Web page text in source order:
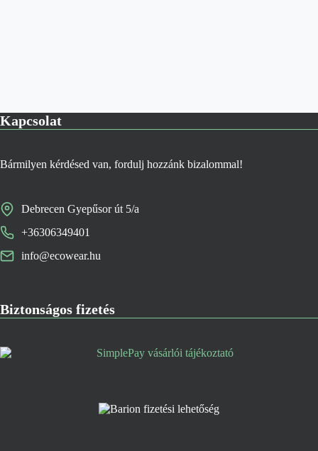
Kapcsolat
Bármilyen kérdésed van, fordulj hozzánk bizalommal!
Debrecen Gyepűsor út 5/a
+36306349401
info@ecowear.hu
Biztonságos fizetés